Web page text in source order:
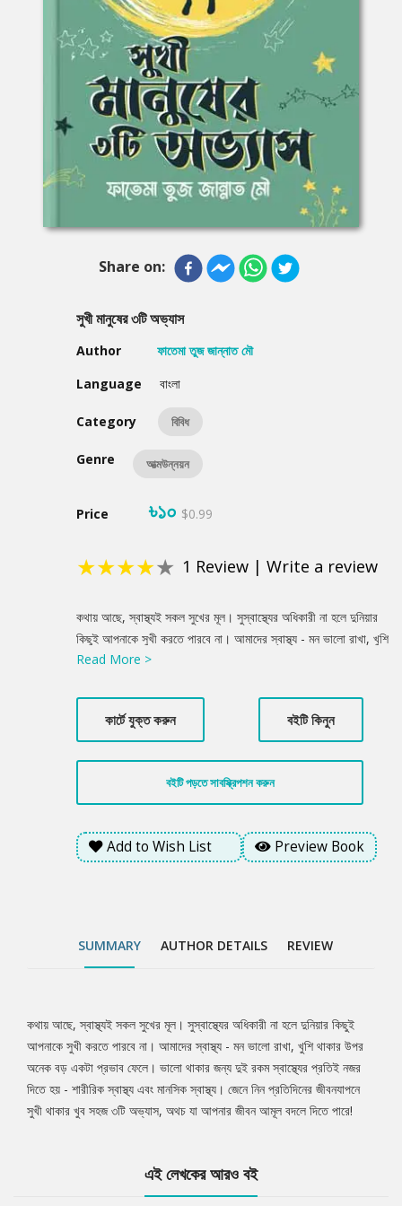
Share on:
সুখী মানুষের ৩টি অভ্যাস
Author
ফাতেমা তুজ জান্নাত মৌ
Language
বাংলা
Category বিবিধ
Genre আত্মউন্নয়ন
Price ৳১০ $0.99
★★★★★ 1 Review | Write a review
Summery
কথায় আছে, স্বাস্থ্যই সকল সুখের মূল। সুস্বাস্থ্যের অধিকারী না হলে দুনিয়ার
কিছুই আপনাকে সুখী করতে পারবে না। আমাদের স্বাস্থ্য - মন ভালো রাখা, খুশি
থাকার উপর অনেক বড় একটা প্রভাব ফেলে। ভালো থাকার জন্য দুই রকম
নিন প্রতিদিনের জীবনযাপনে সুখী থাকার খুব সহজ ৩টি অভ্যাস, অথচ যা
আপনার জীবন আমূল বদলে দিতে পারে!
Read More >
কার্টে যুক্ত করুন বইটি কিনুন
বইটি পড়তে সাবস্ক্রিপশন করুন
Add to Wish List Preview Book
SUMMARY AUTHOR DETAILS REVIEW
Tab
Article
কথায় আছে, স্বাস্থ্যই সকল সুখের মূল। সুস্বাস্থ্যের অধিকারী না হলে দুনিয়ার কিছুই
আপনাকে সুখী করতে পারবে না। আমাদের স্বাস্থ্য - মন ভালো রাখা, খুশি থাকার উপর
অনেক বড় একটা প্রভাব ফেলে। ভালো থাকার জন্য দুই রকম স্বাস্থ্যের প্রতিই নজর
দিতে হয় - শারীরিক স্বাস্থ্য এবং মানসিক স্বাস্থ্য। জেনে নিন প্রতিদিনের জীবনযাপনে
সুখী থাকার খুব সহজ ৩টি অভ্যাস, অথচ যা আপনার জীবন আমূল বদলে দিতে পারে!
এই লেখকের আরও বই